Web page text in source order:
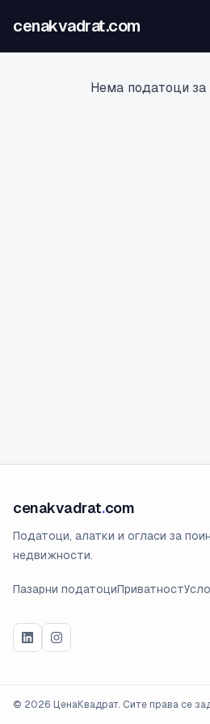
cenakvadrat.com
Нема податоци за
cenakvadrat.com
Податоци, алатки и огласи за
недвижности.
Пазарни податоциПриватност
© 2026 ЦенаКвадрат. Сите права се